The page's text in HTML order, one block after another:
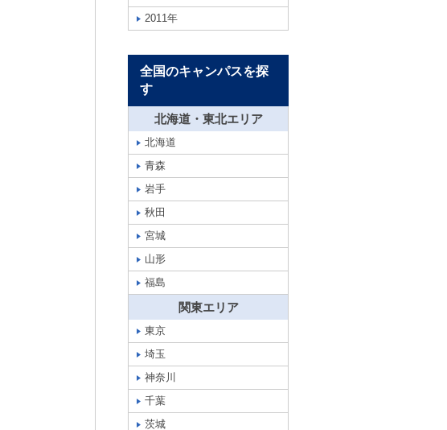
2011年
全国のキャンパスを探
す
北海道・東北エリア
北海道
青森
岩手
秋田
宮城
山形
福島
関東エリア
東京
埼玉
神奈川
千葉
茨城